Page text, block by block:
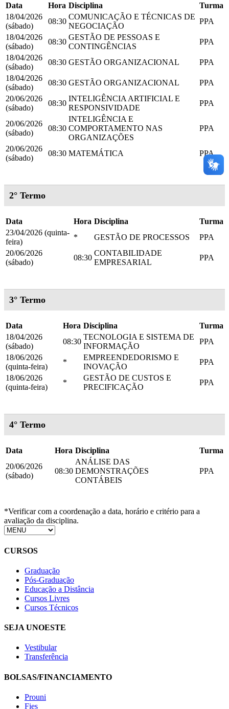
Data Hora Disciplina
Turma
18/04/2026
(sábado)
08:30
COMUNICAÇÃO E TÉCNICAS DE
NEGOCIAÇÃO
PPA
18/04/2026
(sábado)
08:30
GESTÃO DE PESSOAS E
CONTINGÊNCIAS
PPA
18/04/2026
(sábado)
08:30 GESTÃO ORGANIZACIONAL
PPA
18/04/2026
(sábado)
08:30 GESTÃO ORGANIZACIONAL
PPA
20/06/2026
(sábado)
08:30
INTELIGÊNCIA ARTIFICIAL E
RESPONSIVIDADE
PPA
20/06/2026
(sábado)
08:30
INTELIGÊNCIA E
COMPORTAMENTO NAS
ORGANIZAÇÕES
PPA
20/06/2026
(sábado)
08:30 MATEMÁTICA PPA
2° Termo
Data Hora Disciplina
Turma
23/04/2026 (quinta-
feira)
* GESTÃO DE PROCESSOS
PPA
20/06/2026
(sábado)
08:30
CONTABILIDADE
EMPRESARIAL
PPA
3° Termo
Data Hora Disciplina
Turma
18/04/2026
(sábado)
08:30
TECNOLOGIA E SISTEMA DE
INFORMAÇÃO
PPA
18/06/2026
(quinta-feira)
*
EMPREENDEDORISMO E
INOVAÇÃO
PPA
18/06/2026
(quinta-feira)
*
GESTÃO DE CUSTOS E
PRECIFICAÇÃO
PPA
4° Termo
Data Hora Disciplina
Turma
20/06/2026
(sábado)
08:30
ANÁLISE DAS
DEMONSTRAÇÕES
CONTÁBEIS
PPA
*Verificar com a coordenação a data, horário e critério para a
avaliação da disciplina.
CURSOS
Graduação
Pós-Graduação
Educação a Distância
Cursos Livres
Cursos Técnicos
SEJA UNOESTE
Vestibular
Transferência
BOLSAS/FINANCIAMENTO
Prouni
Fies